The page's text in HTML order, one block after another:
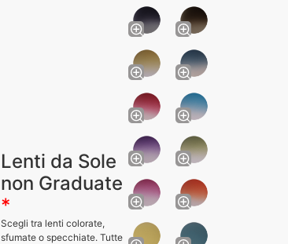
Lenti da Sole
non Graduate
*
Scegli tra lenti colorate,
sfumate o specchiate. Tutte